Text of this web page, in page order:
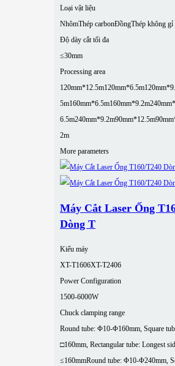
Loại vật liệu
NhômThép carbonĐồngThép không gỉ
Độ dày cắt tối đa
≤30mm
Processing area
120mm*12.5m120mm*6.5m
5m160mm*6.5m160mm*9.2m
6.5m240mm*9.2m90mm*12.5m
2m
More parameters
Máy Cắt Laser Ống
Dòng T
Kiểu máy
XT-T1606XT-T2406
Power Configuration
1500-6000W
Chuck clamping range
Round tube: Φ10-Φ160mm, Square
□160mm, Rectangular tube: Longest
≤160mmRound tube: Φ10-Φ240mm,